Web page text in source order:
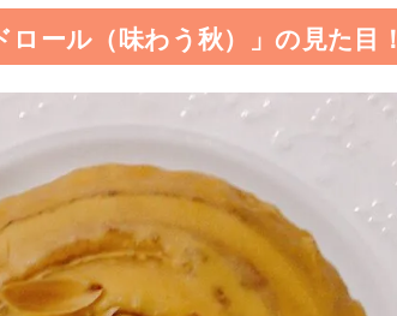
ール（味わう秋）」の見た目！